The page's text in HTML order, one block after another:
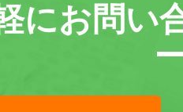
にお問い